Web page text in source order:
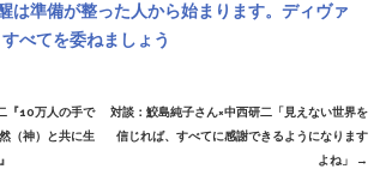
は準備が整った人から始まります。ディヴァ
べてを委ねましょう
『10万人の手で
（神）と共に生
対談：鮫島純子さん×中西研二「見えない世界を
信じれば、すべてに感謝できるようになります
よね」
→